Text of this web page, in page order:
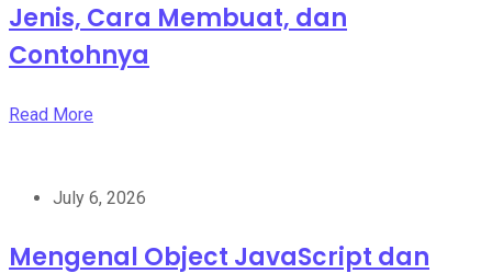
Jenis, Cara Membuat, dan
Contohnya
Read More
July 6, 2026
Mengenal Object JavaScript dan